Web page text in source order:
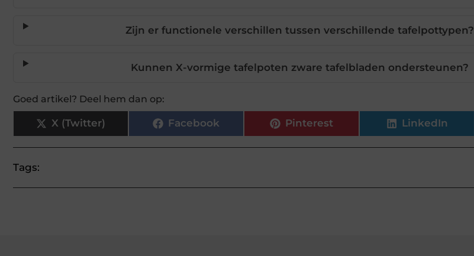
Zijn er functionele verschillen tussen verschillende tafelpottypen?
Kunnen X-vormige tafelpoten zware tafelbladen ondersteunen?
Goed artikel? Deel hem dan op:
X (Twitter) Facebook Pinterest LinkedIn
Tags: